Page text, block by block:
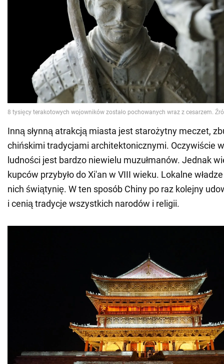
Inną słynną atrakcją miasta jest starożytny meczet,
chińskimi tradycjami architektonicznymi. Oczywiście
ludności jest bardzo niewielu muzułmanów. Jednak
kupców przybyło do Xi'an w VIII wieku. Lokalne
nich świątynię. W ten sposób Chiny po raz kolejny
i cenią tradycje wszystkich narodów i religii.